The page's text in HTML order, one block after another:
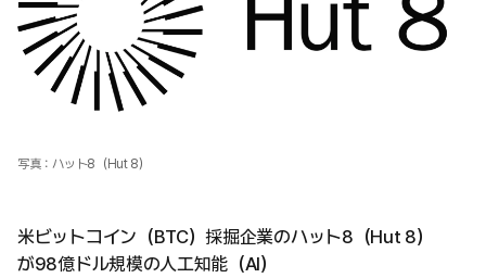
写真：ハット8（Hut 8）
米ビットコイン（BTC）採掘企業のハット8（Hut 8）
が98億ドル規模の人工知能（AI）